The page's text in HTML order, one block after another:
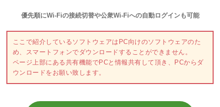
優先順にWi-Fiの接続切替や公衆Wi-Fiへの自動ログインも可能
ここで紹介しているソフトウェアはPC向けのソフトウェアのた
め、スマートフォンでダウンロードすることができません。
ページ上部にある共有機能でPCと情報共有して頂き、PCからダ
ウンロードをお願い致します。